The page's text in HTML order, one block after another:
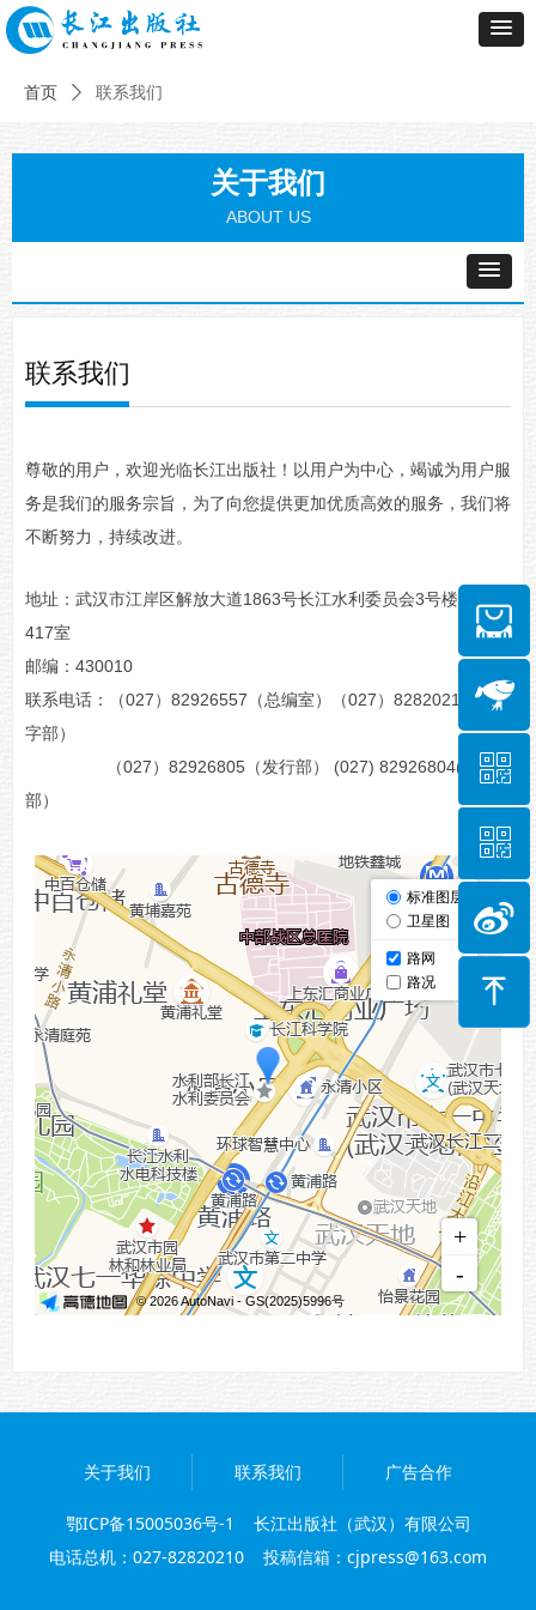
联系我们
尊敬的用户，欢迎光临长江出版社！以用户为中心，竭诚为用户服
务是我们的服务宗旨，为了向您提供更加优质高效的服务，我们将
不断努力，持续改进。
地址：武汉市江岸区解放大道1863号长江水利委员会3号楼401-
417室
邮编：430010
联系电话：（027）82926557（总编室）（027）82820210（数
字部）
（027）82926805（发行部） (027) 82926804(生产
部）
首页 ꄲ 联系我们
关于我们
ABOUT US
关于我们 联系我们 广告合作
鄂ICP备15005036号-1
长江出版社（武汉）有限公司
电话总机：027-82820210 投稿信箱：cjpress@163.com
ꀥ
微信二维码
ꁸ
ꀥ
微信二维码